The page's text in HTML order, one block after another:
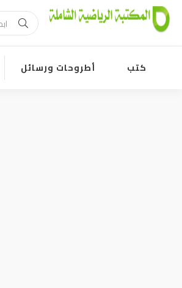
كتب أطروحات ورسائل